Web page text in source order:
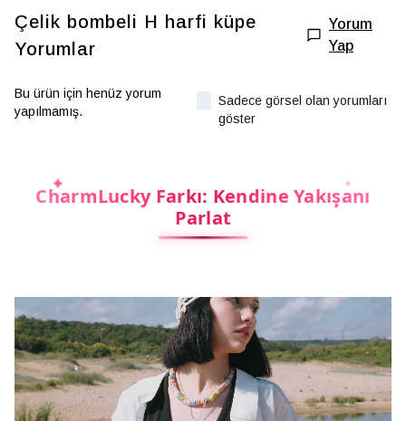
Çelik bombeli H harfi küpe
Yorumlar
Yorum
Yap
Bu ürün için henüz yorum
yapılmamış.
Sadece görsel olan yorumları
göster
CharmLucky Farkı: Kendine Yakışanı
Parlat